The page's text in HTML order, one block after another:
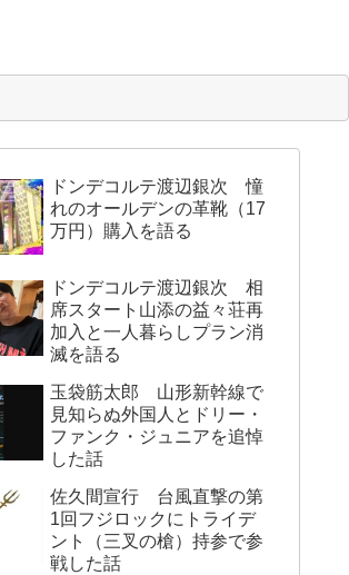
ドンデコルテ渡辺銀次 憧
れのオールデンの革靴（17
万円）購入を語る
ドンデコルテ渡辺銀次 相
席スタート山添の益々荘再
加入と一人暮らしプラン消
滅を語る
玉袋筋太郎 山形新幹線で
見知らぬ外国人とドリー・
ファンク・ジュニアを追悼
した話
佐久間宣行 台風直撃の第
1回フジロックにトライデ
ント（三叉の槍）持参で参
戦した話